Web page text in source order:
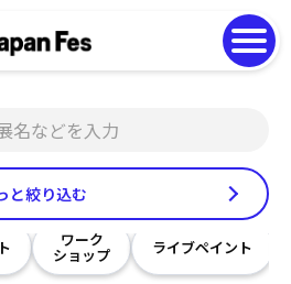
と絞り込む
ワーク
ショップ ライブペイント